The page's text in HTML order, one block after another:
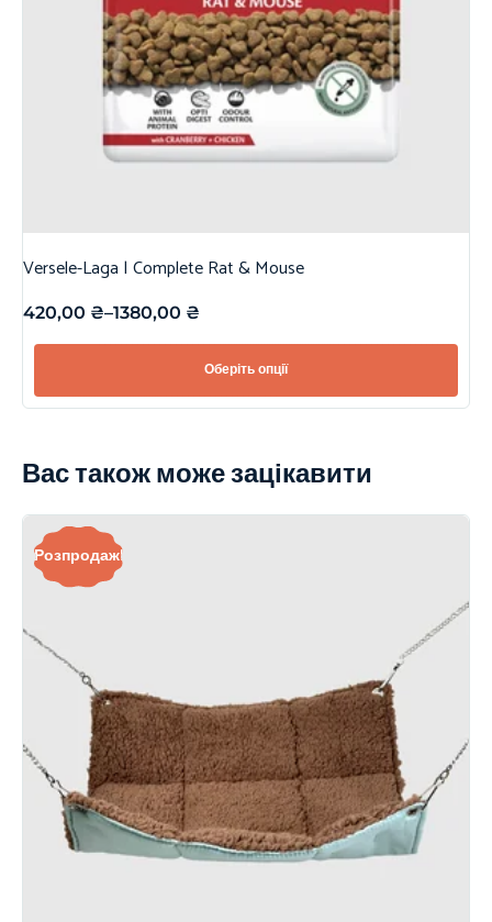
Versele-Laga | Complete Rat & Mouse
420,00 ₴–1380,00 ₴
Оберіть опції
Вас також може зацікавити
Розпродаж!